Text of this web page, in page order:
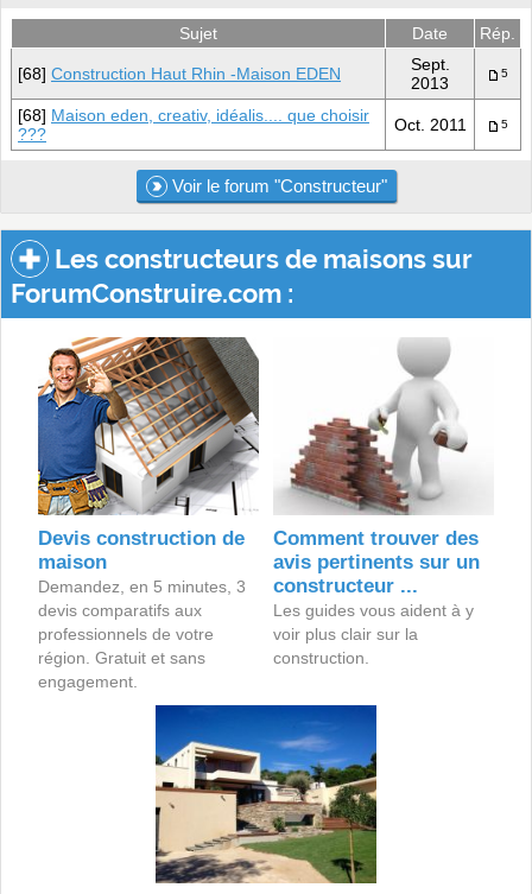
Sujet Date Rép.
[68] Construction Haut Rhin -Maison EDEN
Sept.
2013
5
[68] Maison eden, creativ, idéalis.... que choisir
???
Oct. 2011 5
Voir le forum "Constructeur"
Les constructeurs de maisons sur
ForumConstruire.com :
Devis construction de
maison
Demandez, en 5 minutes, 3
devis comparatifs aux
professionnels de votre
région. Gratuit et sans
engagement.
Comment trouver des
avis pertinents sur un
constructeur ...
Les guides vous aident à y
voir plus clair sur la
construction.